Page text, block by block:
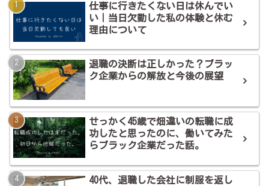
仕事に行きたくない日は休んでい
い｜当日欠勤した私の体験と休む
理由について
退職の決断は正しかった？ブラッ
ク企業からの解放と今後の展望
せっかく45歳で畑違いの転職に成
功したと思ったのに、働いてみた
らブラック企業だった話。
40代、退職した会社に制服を返し